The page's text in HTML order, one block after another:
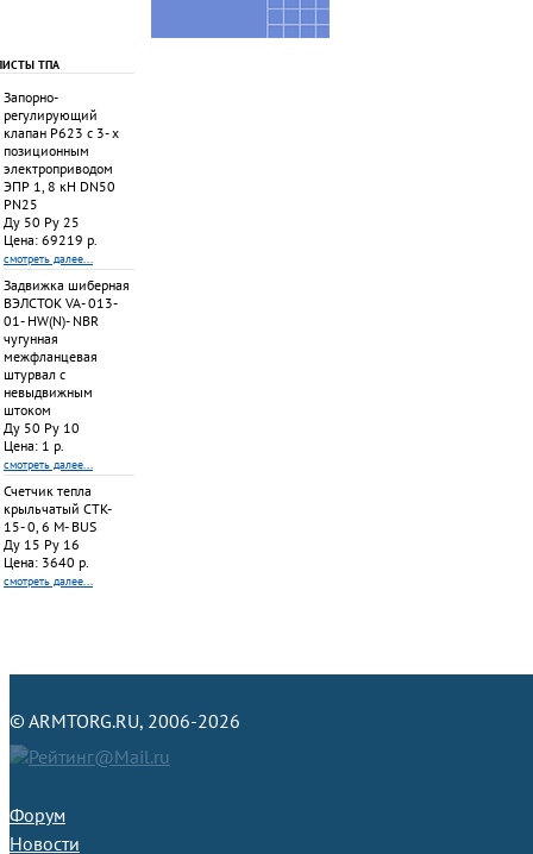
ТПА
Запорно-
регулирующий
клапан Р623 с 3- х
позиционным
электроприводом
ЭПР 1, 8 кН DN50
PN25
Ду 50 Ру 25
Цена: 69219 р.
смотреть далее...
Задвижка шиберная
ВЭЛСТОК VA- 013-
01- HW(N)- NBR
чугунная
межфланцевая
штурвал с
невыдвижным
штоком
Ду 50 Ру 10
Цена: 1 р.
смотреть далее...
Счетчик тепла
крыльчатый СТК-
15- 0, 6 M- BUS
Ду 15 Ру 16
Цена: 3640 р.
смотреть далее...
© ARMTORG.RU, 2006-2026
Форум
Новости
×
Если данное окно будет закрыто без выбора деятельности,